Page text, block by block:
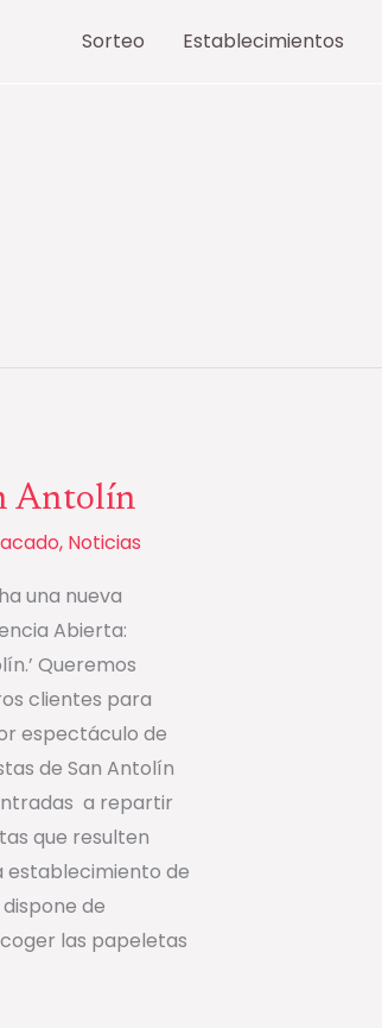
Sorteo Establecimientos
Antolín
, Noticias
una nueva
Abierta:
Queremos
clientes para
espectáculo de
de San Antolín
a repartir
que resulten
establecimiento de
de
las papeletas